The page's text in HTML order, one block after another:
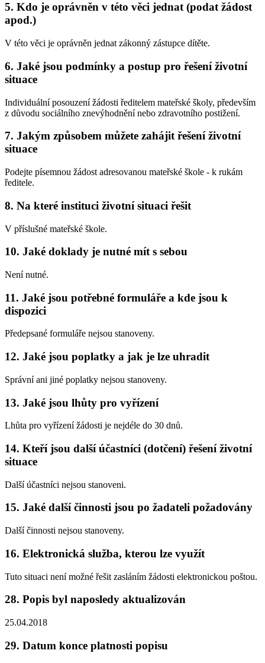
5. Kdo je oprávněn v této věci jednat (podat žádost
apod.)
V této věci je oprávněn jednat zákonný zástupce dítěte.
6. Jaké jsou podmínky a postup pro řešení životní
situace
Individuální posouzení žádosti ředitelem mateřské školy, především
z důvodu sociálního znevýhodnění nebo zdravotního postižení.
7. Jakým způsobem můžete zahájit řešení životní
situace
Podejte písemnou žádost adresovanou mateřské škole - k rukám
ředitele.
8. Na které instituci životní situaci řešit
V příslušné mateřské škole.
10. Jaké doklady je nutné mít s sebou
Není nutné.
11. Jaké jsou potřebné formuláře a kde jsou k
dispozici
Předepsané formuláře nejsou stanoveny.
12. Jaké jsou poplatky a jak je lze uhradit
Správní ani jiné poplatky nejsou stanoveny.
13. Jaké jsou lhůty pro vyřízení
Lhůta pro vyřízení žádosti je nejdéle do 30 dnů.
14. Kteří jsou další účastníci (dotčení) řešení životní
situace
Další účastníci nejsou stanoveni.
15. Jaké další činnosti jsou po žadateli požadovány
Další činnosti nejsou stanoveny.
16. Elektronická služba, kterou lze využít
Tuto situaci není možné řešit zasláním žádosti elektronickou poštou.
28. Popis byl naposledy aktualizován
25.04.2018
29. Datum konce platnosti popisu